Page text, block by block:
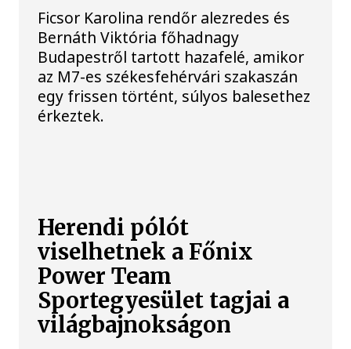
Ficsor Karolina rendőr alezredes és
Bernáth Viktória főhadnagy
Budapestről tartott hazafelé, amikor
az M7-es székesfehérvári szakaszán
egy frissen történt, súlyos balesethez
érkeztek.
Herendi pólót
viselhetnek a Főnix
Power Team
Sportegyesület tagjai a
világbajnokságon